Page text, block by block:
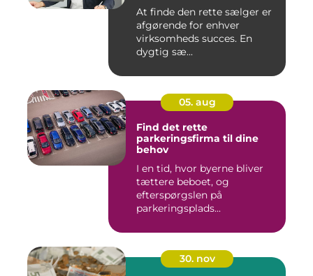
At finde den rette sælger er
afgørende for enhver
virksomheds succes. En
dygtig sæ...
05. aug
Find det rette
parkeringsfirma til dine
behov
I en tid, hvor byerne bliver
tættere beboet, og
efterspørgslen på
parkeringsplads...
30. nov